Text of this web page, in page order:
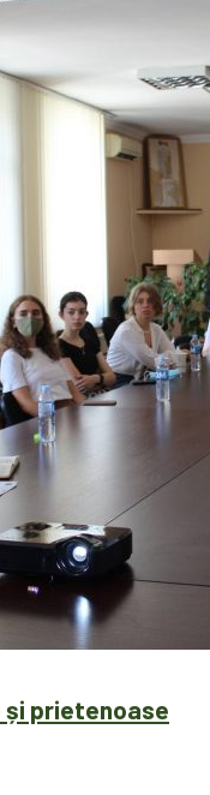
prietenoase